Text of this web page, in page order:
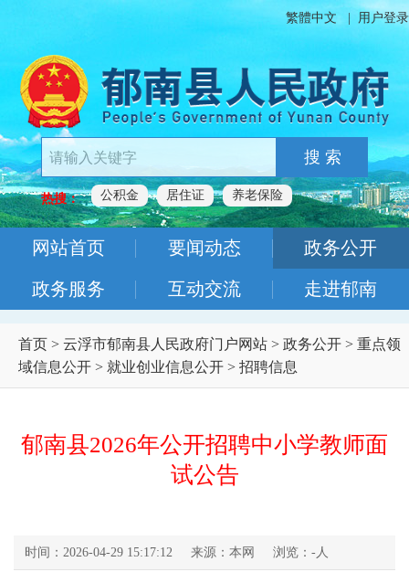
繁體中文 用户登录
搜 索
热搜： 公积金 居住证 养老保险
网站首页 要闻动态 政务公开
政务服务 互动交流 走进郁南
首页 > 云浮市郁南县人民政府门户网站 > 政务公开 > 重点领
域信息公开 > 就业创业信息公开 > 招聘信息
郁南县2026年公开招聘中小学教师面
试公告
时间：2026-04-29 15:17:12 来源：本网 浏览： - 人